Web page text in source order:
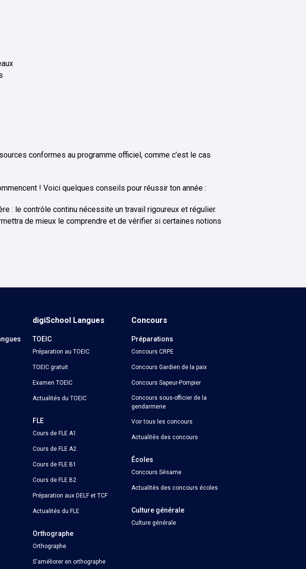
conformes au programme officiel, comme c’est le cas
! Voici quelques conseils pour réussir ton année :
: le contrôle continu nécessite un travail rigoureux et régulier.
de mieux le comprendre et de vérifier si certaines notions
digiSchool Langues
TOEIC
Préparation au TOEIC
TOEIC gratuit
Examen TOEIC
Actualités du TOEIC
FLE
Cours de FLE A1
Cours de FLE A2
Cours de FLE B1
Cours de FLE B2
Préparation aux DELF et TCF
Actualités du FLE
Orthographe
Orthographe
S'améliorer en orthographe
Concours
Préparations
Concours CRPE
Concours Gardien de la paix
Concours Sapeur-Pompier
Concours sous-officier de la
gendarmerie
Voir tous les concours
Actualités des concours
Écoles
Concours Sésame
Actualités des concours écoles
Culture générale
Culture générale